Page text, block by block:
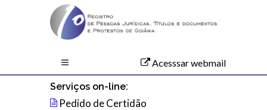
Acesssar webmail
Serviços on-line:
Pedido de Certidão